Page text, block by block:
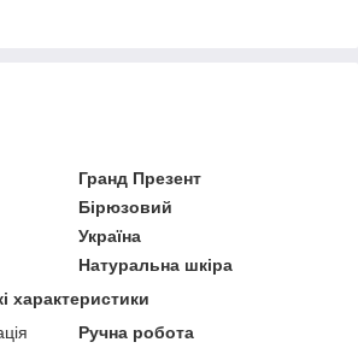
Гранд Презент
Бірюзовий
Україна
Натуральна шкіра
характеристики
Ручна робота